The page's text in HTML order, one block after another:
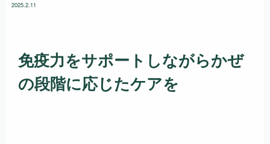
2025.2.11
免疫力をサポートしながらかぜ
の段階に応じたケアを